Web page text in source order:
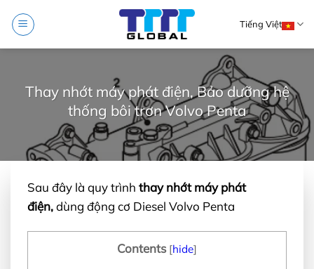
Tiếng Việt
Thay nhớt máy phát điện, Bảo dưỡng hệ
thống bôi trơn Volvo Penta
Sau đây là quy trình thay nhớt máy phát
điện,dùng động cơ Diesel Volvo Penta
Contents [hide]